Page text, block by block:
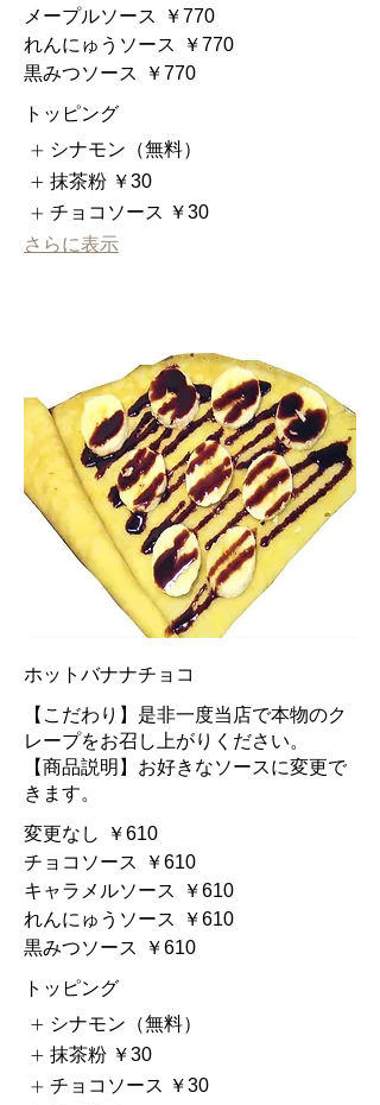
メープルソース
￥770
れんにゅうソース
￥770
黒みつソース
￥770
トッピング
シナモン（無料）
抹茶粉 ￥30
チョコソース ￥30
さらに表示
ホットバナナチョコ
【こだわり】是非一度当店で本物のク
レープをお召し上がりください。
【商品説明】お好きなソースに変更で
きます。
変更なし
￥610
チョコソース
￥610
キャラメルソース
￥610
れんにゅうソース
￥610
黒みつソース
￥610
トッピング
シナモン（無料）
抹茶粉 ￥30
チョコソース ￥30